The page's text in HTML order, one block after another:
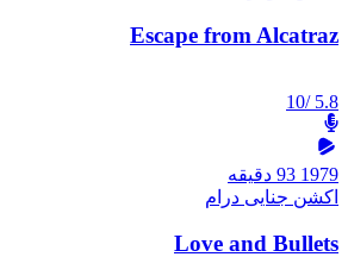
Escape from Alcatraz
5.8
/10
1979 93 دقیقه
اکشن جنایی درام
Love and Bullets